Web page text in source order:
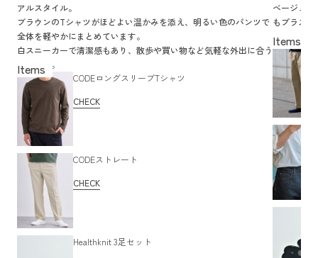
アルスタイル。
ブラウンのTシャツがほどよい温かみを添え、明るい色のパンツで
全体を軽やかにまとめています。
白スニーカーで清潔感もあり、散歩や買い物など気軽な外出に合う
装いです。
CODEロングスリーブTシャツ
CHECK
CODEストレート
CHECK
Healthknit 3足セット
ベージュ
もプラス。
気負わず